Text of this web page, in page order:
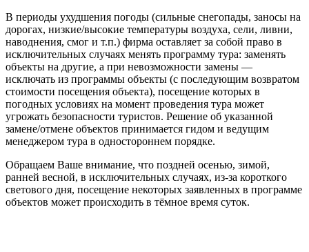
В периоды ухудшения погоды (сильные снегопады, заносы на
дорогах, низкие/высокие температуры воздуха, сели, ливни,
наводнения, смог и т.п.) фирма оставляет за собой право в
исключительных случаях менять программу тура: заменять
объекты на другие, а при невозможности замены —
исключать из программы объекты (с последующим возвратом
стоимости посещения объекта), посещение которых в
погодных условиях на момент проведения тура может
угрожать безопасности туристов. Решение об указанной
замене/отмене объектов принимается гидом и ведущим
менеджером тура в одностороннем порядке.
Обращаем Ваше внимание, что поздней осенью, зимой,
ранней весной, в исключительных случаях, из-за короткого
светового дня, посещение некоторых заявленных в программе
объектов может происходить в тёмное время суток.